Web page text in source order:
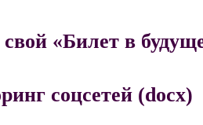
«Билет в
соцсетей (docx)